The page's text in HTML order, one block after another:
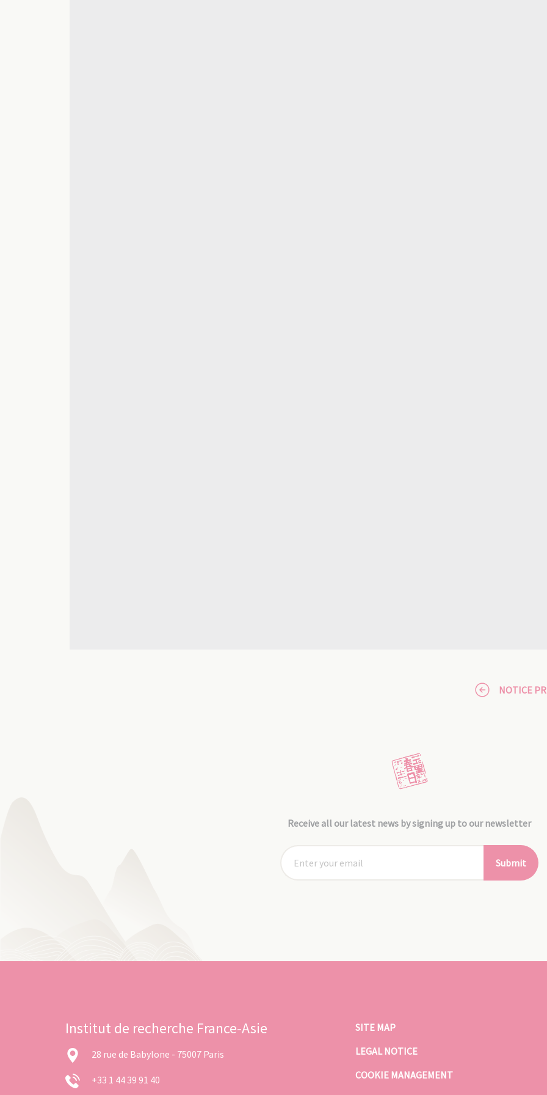
NOTICE
Receive all our latest news by signing up to our newsletter
Submit
Institut de recherche France-Asie
28 rue de Babylone - 75007 Paris
+33 1 44 39 91 40
SITE MAP
LEGAL NOTICE
COOKIE MANAGEMENT